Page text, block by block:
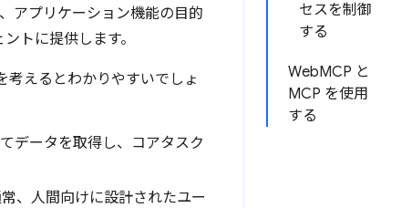
セスを制御
する
WebMCP と
MCP を使用
する
アプリケーション機能の目的
トに提供します。
考えるとわかりやすいでしょ
データを取得し、コアタスク
、人間向けに設計されたユー